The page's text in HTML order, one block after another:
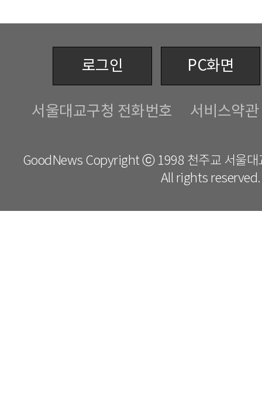
로그인 PC화면
서울대교구청 전화번호 서비스약관
GoodNews Copyright ⓒ 1998 천주교 서울대
All rights reserved.